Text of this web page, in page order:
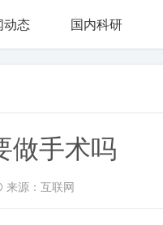
动态 国内科研
做手术吗
来源：互联网